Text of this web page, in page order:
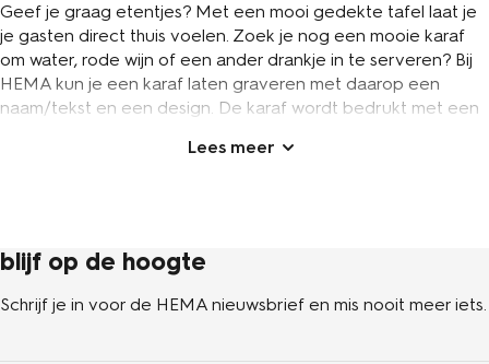
Geef je graag etentjes? Met een mooi gedekte tafel laat je
je gasten direct thuis voelen. Zoek je nog een mooie karaf
om water, rode wijn of een ander drankje in te serveren? Bij
HEMA kun je een karaf laten graveren met daarop een
naam/tekst en een design. De karaf wordt bedrukt met een
dop. En heel handig: hij kan gewoon in de vaatwasser. Laat
Of laat de karaf graveren met een lieve leus of wens en
geef hem cadeau aan een ander. Wil je groots uitpakken?
Laat naast de karaf dan ook een setrodewijnglazenen/of
blijf op de hoogte
Schrijf je in voor de HEMA nieuwsbrief en mis nooit meer iets.